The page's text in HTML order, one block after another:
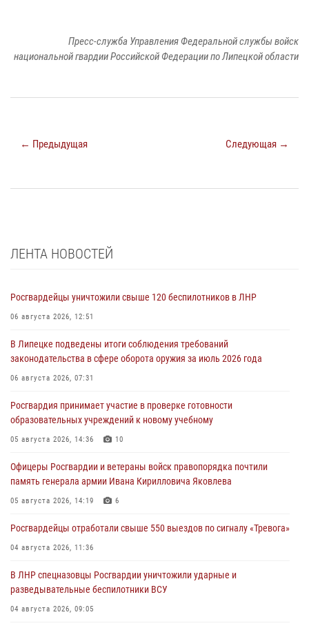
Пресс-служба Управления Федеральной службы войск
национальной гвардии Российской Федерации по Липецкой области
← Предыдущая Следующая →
ЛЕНТА НОВОСТЕЙ
Росгвардейцы уничтожили свыше 120 беспилотников в ЛНР
06 августа 2026, 12:51
В Липецке подведены итоги соблюдения требований
законодательства в сфере оборота оружия за июль 2026 года
06 августа 2026, 07:31
Росгвардия принимает участие в проверке готовности
образовательных учреждений к новому учебному
05 августа 2026, 14:36 10
Офицеры Росгвардии и ветераны войск правопорядка почтили
память генерала армии Ивана Кирилловича Яковлева
05 августа 2026, 14:19 6
Росгвардейцы отработали свыше 550 выездов по сигналу «Тревога»
04 августа 2026, 11:36
В ЛНР спецназовцы Росгвардии уничтожили ударные и
разведывательные беспилотники ВСУ
04 августа 2026, 09:05